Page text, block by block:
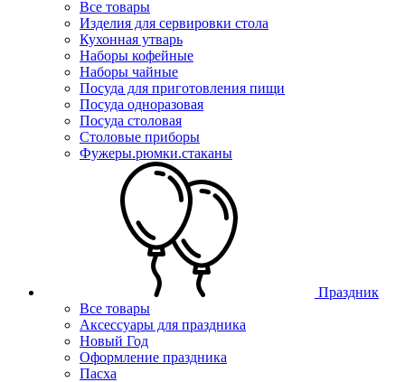
Все товары
Изделия для сервировки стола
Кухонная утварь
Наборы кофейные
Наборы чайные
Посуда для приготовления пищи
Посуда одноразовая
Посуда столовая
Столовые приборы
Фужеры.рюмки.стаканы
Праздник
Все товары
Аксессуары для праздника
Новый Год
Оформление праздника
Пасха